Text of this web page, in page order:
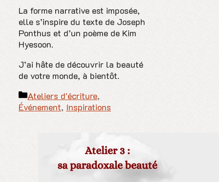
La forme narrative est imposée,
elle s’inspire du texte de Joseph
Ponthus et d’un poème de Kim
Hyesoon.
J’ai hâte de découvrir la beauté
de votre monde, à bientôt.
Catégories
Ateliers d'écriture,
Événement, Inspirations